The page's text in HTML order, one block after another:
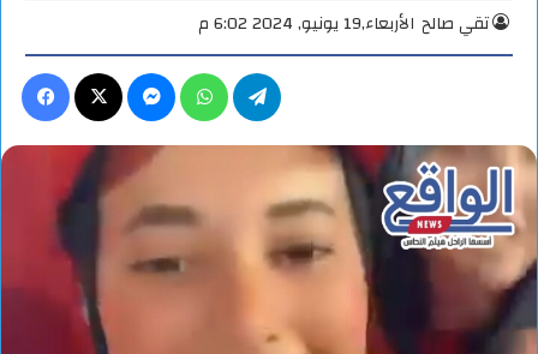
تقي صالح الأربعاء,19 يونيو, 2024 6:02 م
ماسنجر واتساب تيلقرام